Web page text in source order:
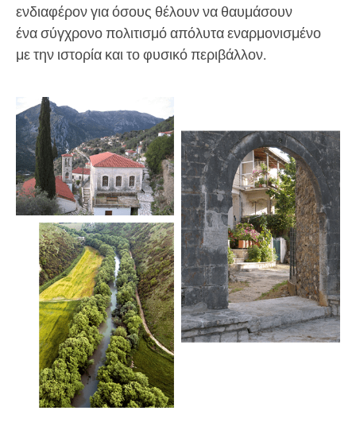
ενδιαφέρον για όσους θέλουν να θαυμάσουν
ένα σύγχρονο πολιτισμό απόλυτα εναρμονισμένο
με την ιστορία και το φυσικό περιβάλλον.